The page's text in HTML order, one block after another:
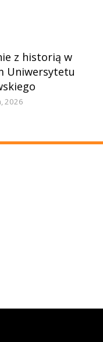
z historią w
Uniwersytetu
2026